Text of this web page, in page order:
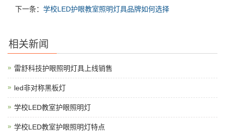
下一条： 学校LED护眼教室照明灯具品牌如何选择
相关新闻
雷舒科技护眼照明灯具上线销售
led非对称黑板灯
学校LED教室护眼照明灯
学校LED教室护眼照明灯特点